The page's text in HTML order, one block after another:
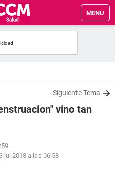
MENU
Siguiente Tema
vino tan
jul 2018 a las 06:58